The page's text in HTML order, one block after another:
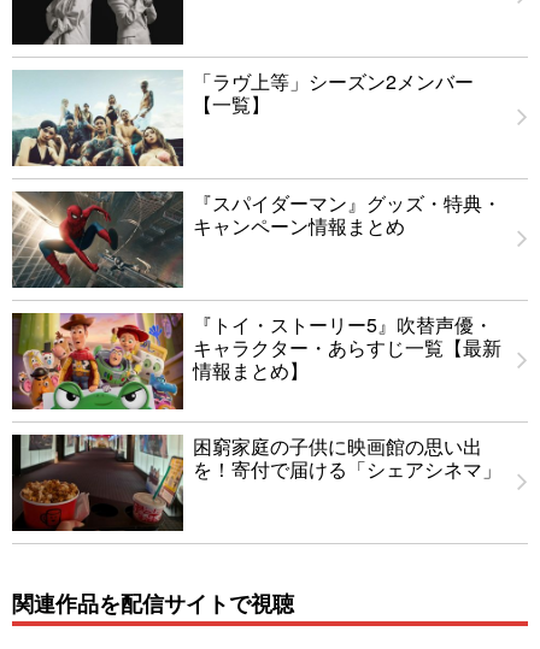
「ラヴ上等」シーズン2メンバー
【一覧】
『スパイダーマン』グッズ・特典・
キャンペーン情報まとめ
『トイ・ストーリー5』吹替声優・
キャラクター・あらすじ一覧【最新
情報まとめ】
困窮家庭の子供に映画館の思い出
を！寄付で届ける「シェアシネマ」
関連作品を配信サイトで視聴